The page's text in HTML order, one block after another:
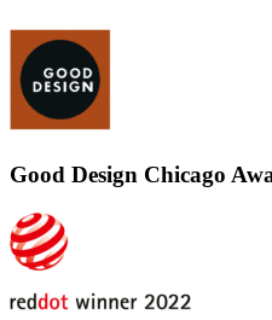
Good Design Chicago